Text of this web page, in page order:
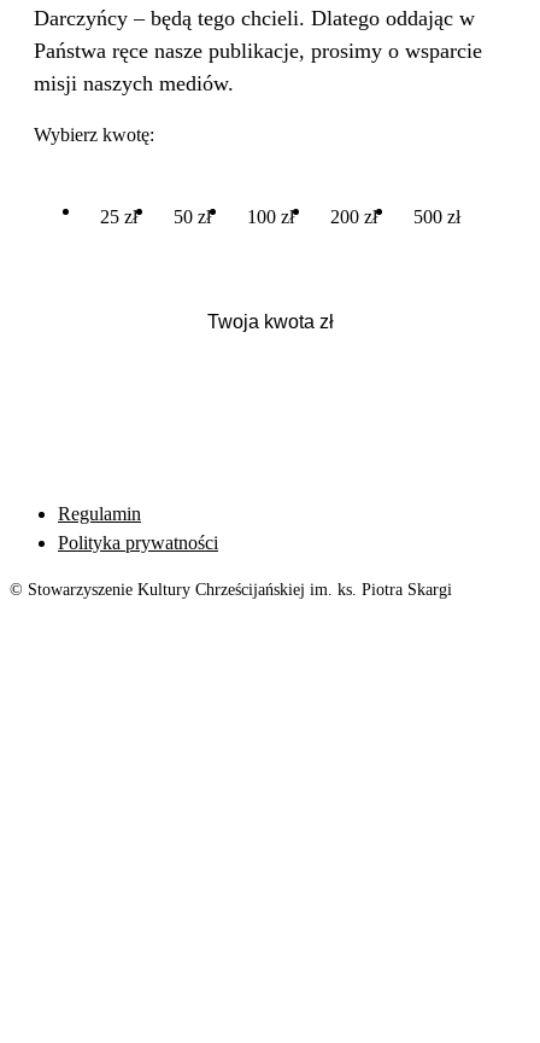
Darczyńcy – będą tego chcieli. Dlatego oddając w
Państwa ręce nasze publikacje, prosimy o wsparcie
misji naszych mediów.
Wybierz kwotę:
25 zł 50 zł 100 zł 200 zł 500 zł
Regulamin
Polityka prywatności
© Stowarzyszenie Kultury Chrześcijańskiej im. ks. Piotra Skargi